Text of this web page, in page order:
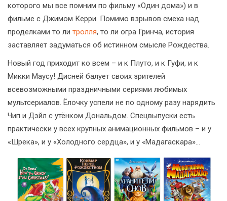
которого мы все помним по фильму «Один дома») и в
фильме с Джимом Керри. Помимо взрывов смеха над
проделками то ли тролля, то ли огра Гринча, история
заставляет задуматься об истинном смысле Рождества.
Новый год приходит ко всем – и к Плуто, и к Гуфи, и к
Микки Маусу! Дисней балует своих зрителей
всевозможными праздничными сериями любимых
мультсериалов. Ёлочку успели не по одному разу нарядить
Чип и Дэйл с утёнком Дональдом. Спецвыпуски есть
практически у всех крупных анимационных фильмов – и у
«Шрека», и у «Холодного сердца», и у «Мадагаскара»…